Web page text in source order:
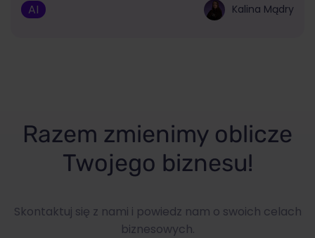
AI Kalina Mądry
Razem zmienimy oblicze
Twojego biznesu!
Skontaktuj się z nami i powiedz nam o swoich celach
biznesowych.